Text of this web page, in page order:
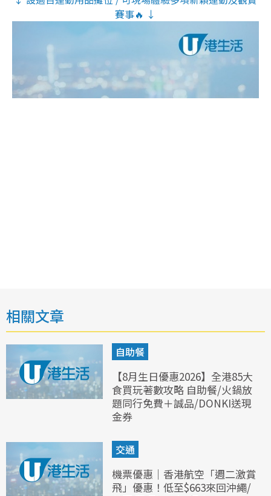
賽事🔥 ↓
相關文章
自助餐
【8月生日優惠2026】全港85大
食買玩著數攻略 自助餐/火鍋放
題同行免費＋誠品/DONKI送現
金券
交通
機票優惠｜香港航空「週二激賞
飛」優惠！低至$663來回沖繩/